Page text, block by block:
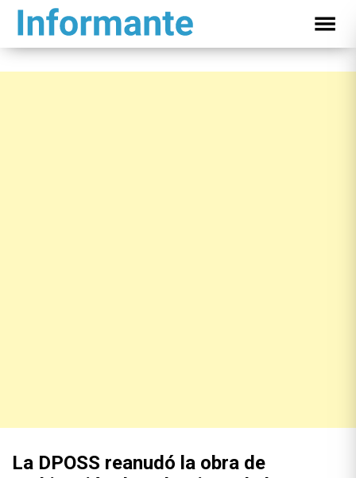
La DPOSS reanudó la obra de